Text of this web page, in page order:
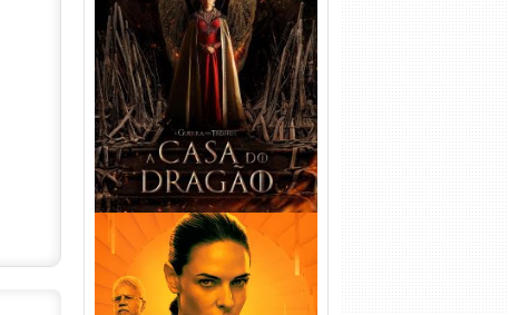
A Casa do Dragão 1ª
Temporada Torrent (2022)
WEB-DL 720p/1080p Dual
Áudio